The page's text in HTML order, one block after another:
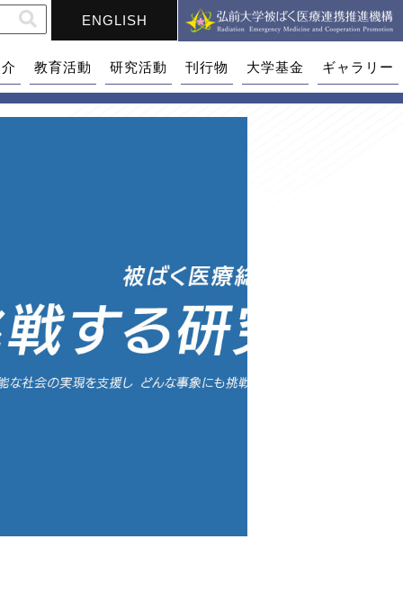
ENGLISH
教育活動 研究活動 刊行物 大学基金 ギャラリー